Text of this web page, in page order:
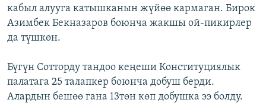
кабыл алууга катышканын жүйөө кармаган. Бирок
Азимбек Бекназаров боюнча жакшы ой-пикирлер
да түшкөн.
Бүгүн Сотторду тандоо кеңеши Конституциялык
палатага 25 талапкер боюнча добуш берди.
Алардын бешөө гана 13төн көп добушка ээ болду.